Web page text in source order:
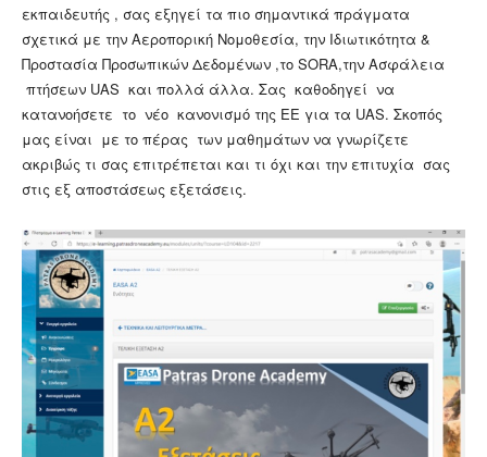
εκπαιδευτής , σας εξηγεί τα πιο σημαντικά πράγματα
σχετικά με την Αεροπορική Νομοθεσία, την Ιδιωτικότητα &
Προστασία Προσωπικών Δεδομένων ,το SORA,την Ασφάλεια
πτήσεων UAS και πολλά άλλα. Σας καθοδηγεί να
κατανοήσετε το νέο κανονισμό της ΕΕ για τα UAS. Σκοπός
μας είναι με το πέρας των μαθημάτων να γνωρίζετε
ακριβώς τι σας επιτρέπεται και τι όχι και την επιτυχία σας
στις εξ αποστάσεως εξετάσεις.